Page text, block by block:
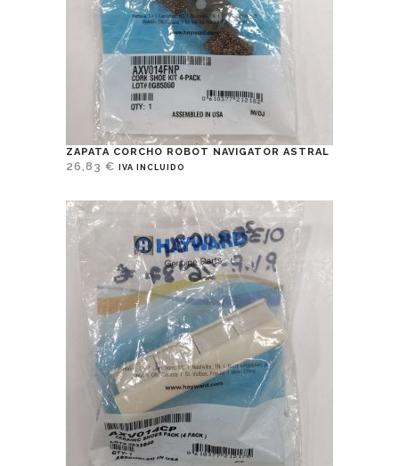
ZAPATA CORCHO ROBOT NAVIGATOR ASTRAL
26,83 € IVA INCLUIDO